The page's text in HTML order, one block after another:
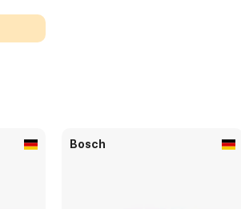
Bosch